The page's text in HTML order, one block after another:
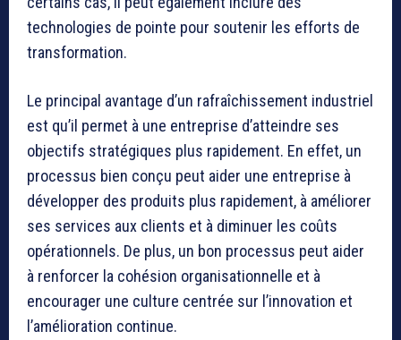
technologies de pointe pour soutenir les efforts de
transformation.
Le principal avantage d’un rafraîchissement industriel
est qu’il permet à une entreprise d’atteindre ses
objectifs stratégiques plus rapidement. En effet, un
processus bien conçu peut aider une entreprise à
développer des produits plus rapidement, à améliorer
ses services aux clients et à diminuer les coûts
opérationnels. De plus, un bon processus peut aider
à renforcer la cohésion organisationnelle et à
encourager une culture centrée sur l’innovation et
l’amélioration continue.